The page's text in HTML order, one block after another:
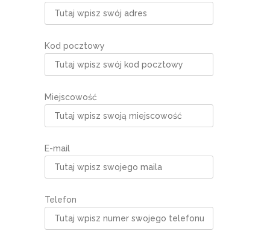
Kod pocztowy
Miejscowość
E-mail
Telefon